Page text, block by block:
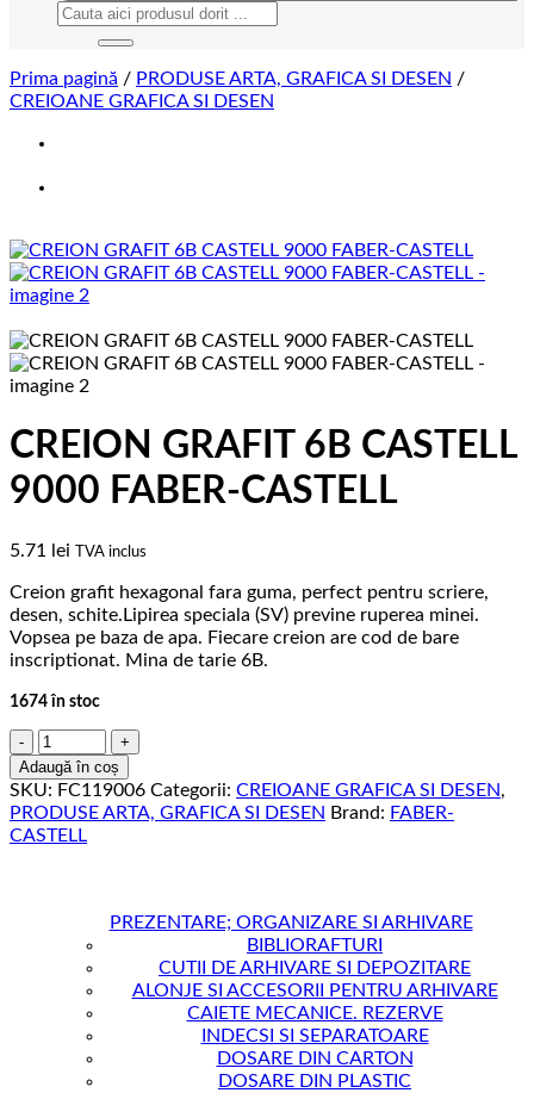
Caută
Prima pagină / PRODUSE ARTA, GRAFICA SI DESEN /
CREIOANE GRAFICA SI DESEN
CREION GRAFIT 6B CASTELL
9000 FABER-CASTELL
5.71 lei TVA inclus
Creion grafit hexagonal fara guma, perfect pentru scriere,
desen, schite.Lipirea speciala (SV) previne ruperea minei.
Vopsea pe baza de apa. Fiecare creion are cod de bare
inscriptionat. Mina de tarie 6B.
1674 în stoc
Cantitate
CREION
GRAFIT
6B
CASTELL
Adaugă în coș
SKU: FC119006 Categorii: CREIOANE GRAFICA SI DESEN,
PRODUSE ARTA, GRAFICA SI DESEN Brand: FABER-
CASTELL
PREZENTARE; ORGANIZARE SI ARHIVARE
BIBLIORAFTURI
CUTII DE ARHIVARE SI DEPOZITARE
ALONJE SI ACCESORII PENTRU ARHIVARE
CAIETE MECANICE. REZERVE
INDECSI SI SEPARATOARE
DOSARE DIN CARTON
DOSARE DIN PLASTIC